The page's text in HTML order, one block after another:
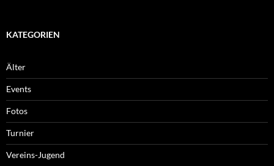
KATEGORIEN
Älter
Events
Fotos
Turnier
Vereins-Jugend